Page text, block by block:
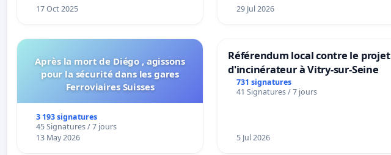
17 Oct 2025 29 Jul 2026
Après la mort de Diégo , agissons
pour la sécurité dans les gares
Ferroviaires Suisses
3 193 signatures
45 Signatures / 7 jours
13 May 2026
Référendum local contre le projet
d'incinérateur à Vitry-sur-Seine
731 signatures
41 Signatures / 7 jours
5 Jul 2026